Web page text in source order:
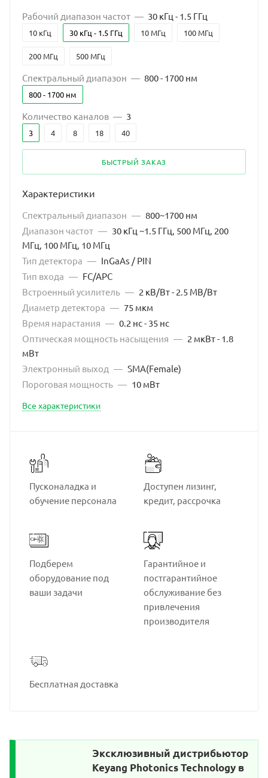
Рабочий диапазон частот — 30 кГц - 1.5 ГГц
10 кГц 30 кГц - 1.5 ГГц 10 МГц 100 МГц
200 МГц 500 МГц
Спектральный диапазон — 800 - 1700 нм
800 - 1700 нм
Количество каналов — 3
3 4 8 18 40
БЫСТРЫЙ ЗАКАЗ
Характеристики
Спектральный диапазон — 800~1700 нм
Диапазон частот — 30 кГц ~1.5 ГГц, 500 МГц, 200
МГц, 100 МГц, 10 МГц
Тип детектора — InGaAs / PIN
Тип входа — FC/APC
Встроенный усилитель — 2 кВ/Вт - 2.5 МВ/Вт
Диаметр детектора — 75 мкм
Время нарастания — 0.2 нс - 35 нс
Оптическая мощность насыщения — 2 мкВт - 1.8
мВт
Электронный выход — SMA(Female)
Пороговая мощность — 10 мВт
Все характеристики
Пусконаладка и
обучение персонала
Доступен лизинг,
кредит, рассрочка
Подберем
оборудование под
ваши задачи
Гарантийное и
постгарантийное
обслуживание без
привлечения
производителя
Бесплатная доставка
Эксклюзивный дистрибьютор
Keyang Photonics Technology в